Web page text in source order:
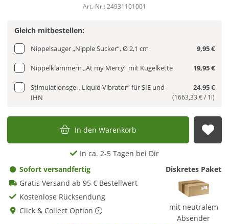
Art.-Nr.: 24931101001
Gleich mitbestellen:
Nippelsauger „Nipple Sucker“, Ø 2,1 cm 9,95 €
Nippelklammern „At my Mercy“ mit Kugelkette 19,95 €
Stimulationsgel „Liquid Vibrator“ für SIE und
IHN
24,95 €
(1663,33 € / 1l)
In den Warenkorb
In ca. 2-5 Tagen bei Dir
Sofort versandfertig
Gratis Versand ab 95 € Bestellwert
Kostenlose Rücksendung
Click & Collect Option
Diskretes Paket
mit neutralem
Absender